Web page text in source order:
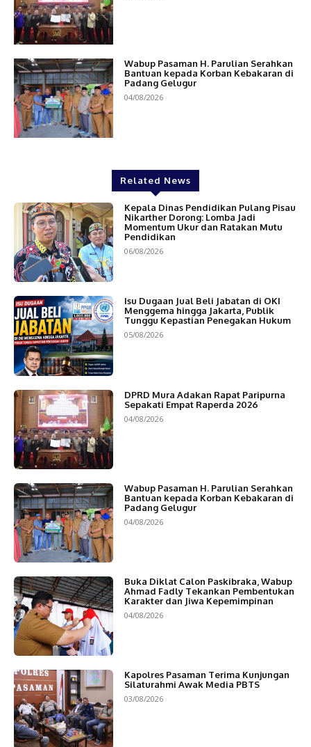
Wabup Pasaman H. Parulian Serahkan
Bantuan kepada Korban Kebakaran di
Padang Gelugur
04/08/2026
Related News
Kepala Dinas Pendidikan Pulang Pisau
Nikarther Dorong: Lomba Jadi
Momentum Ukur dan Ratakan Mutu
Pendidikan
06/08/2026
Isu Dugaan Jual Beli Jabatan di OKI
Menggema hingga Jakarta, Publik
Tunggu Kepastian Penegakan Hukum
05/08/2026
DPRD Mura Adakan Rapat Paripurna
Sepakati Empat Raperda 2026
04/08/2026
Wabup Pasaman H. Parulian Serahkan
Bantuan kepada Korban Kebakaran di
Padang Gelugur
04/08/2026
Buka Diklat Calon Paskibraka, Wabup
Ahmad Fadly Tekankan Pembentukan
Karakter dan Jiwa Kepemimpinan
04/08/2026
Kapolres Pasaman Terima Kunjungan
Silaturahmi Awak Media PBTS
03/08/2026